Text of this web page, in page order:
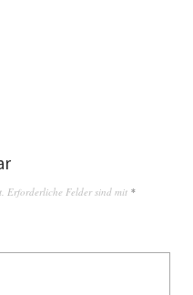
Erforderliche Felder sind mit *